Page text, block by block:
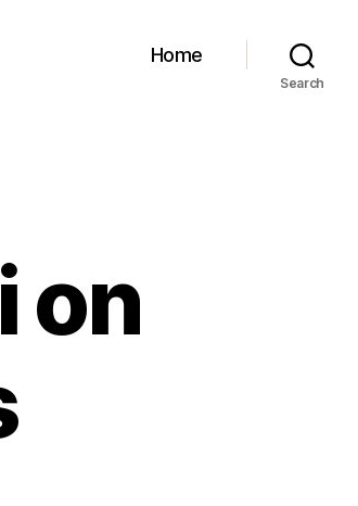
Home
Search
on